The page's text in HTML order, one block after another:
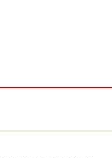
生上、あまり